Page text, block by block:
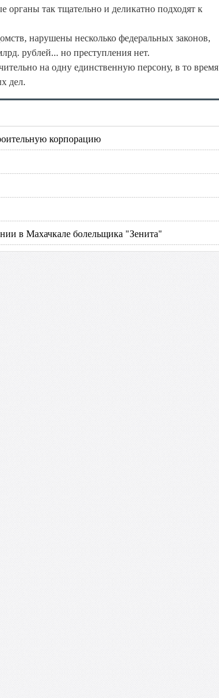
органы так тщательно и деликатно подходят к
нарушены несколько федеральных законов,
рублей... но преступления нет.
на одну единственную персону, в то время
дел.
корпорацию
в Махачкале болельщика "Зенита"